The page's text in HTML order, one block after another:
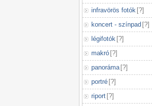
infravörös fotók [?]
koncert - színpad [?]
légifotók [?]
makró [?]
panoráma [?]
portré [?]
riport [?]